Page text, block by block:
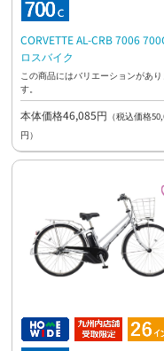
CORVETTE AL-CRB 7006
ロスバイク
この商品にはバリエーションがあり
す。
本体価格46,085円 （税込価格
円）